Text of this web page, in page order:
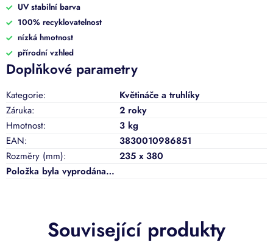
Související produkty
UV stabilní barva
100% recyklovatelnost
nízká hmotnost
přírodní vzhled
Doplňkové parametry
Kategorie:
Květináče a truhlíky
Záruka:
2 roky
Hmotnost:
3 kg
EAN:
3830010986851
Rozměry (mm):
235 x 380
Položka byla vyprodána…